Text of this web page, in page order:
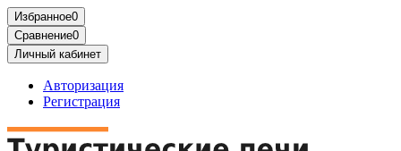
Избранное0
Сравнение0
Личный кабинет
Авторизация
Регистрация